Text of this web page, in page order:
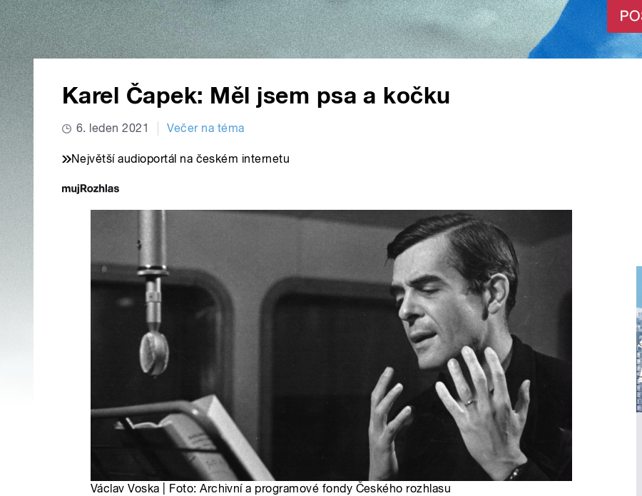
Karel Čapek: Měl jsem psa a kočku
6. leden 2021 Večer na téma
Největší audioportál na českém internetu
Václav Voska | Foto: Archivní a programové fondy Českého rozhlasu